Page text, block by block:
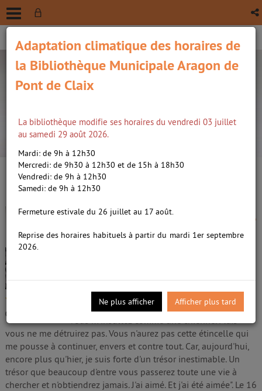
recherche avancée
par
/5
0
Vous ne connaissez rien de moi,
roman /Héraclès, Julie. Auteur
Edité parJC Lattès;Impr. Floch- 2023
Aujourd'hui, vous m'avez rasé le crâne, vous
m'avez marquée au fer rouge et maintenant
vous m'insultez comme une chienne. Mais
vous ne me détruirez pas. Vous n'aurez pas cette étincelle qui
me pousse à continuer, envers et contre tout. Car, aujourd'hui,
encore plus qu'hier, je suis forte d'un trésor inestimable. Un
trésor que beaucoup d'entre vous passerez toute une vie à
chercher et n'obtiendrez jamais. J'ai aimé. Et j'ai été aimée". Le 16
Adaptation climatique des horaires de
la Bibliothèque Municipale Aragon de
Pont de Claix
La bibliothèque modifie ses horaires du vendredi 03 juillet
au samedi 29 août 2026.
Mardi: de 9h à 12h30
Mercredi: de 9h30 à 12h30 et de 15h à 18h30
Vendredi: de 9h à 12h30
Samedi: de 9h à 12h30
Fermeture estivale du 26 juillet au 17 août.
Reprise des horaires habituels à partir du mardi 1er septembre
2026.
Ne plus afficher Afficher plus tard